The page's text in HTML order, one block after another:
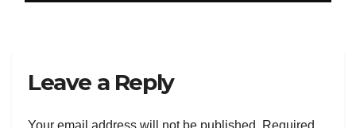
Leave a Reply
Your email address will not be published. Required